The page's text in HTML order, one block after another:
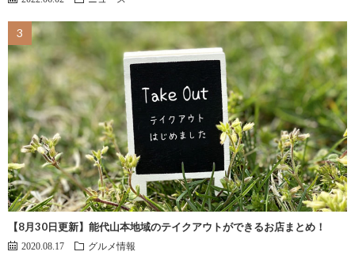
【8月30日更新】能代山本地域のテイクアウトができるお店まとめ！
2020.08.17 グルメ情報